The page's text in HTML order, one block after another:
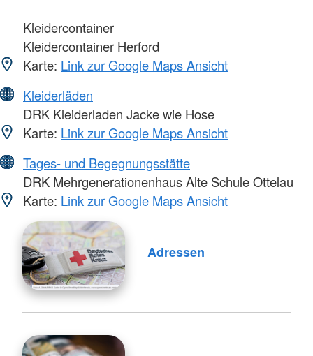
Kleidercontainer
Kleidercontainer Herford
Karte: Link zur Google Maps Ansicht
Kleiderläden
DRK Kleiderladen Jacke wie Hose
Karte: Link zur Google Maps Ansicht
Tages- und Begegnungsstätte
DRK Mehrgenerationenhaus Alte Schule Ottelau
Karte: Link zur Google Maps Ansicht
Adressen